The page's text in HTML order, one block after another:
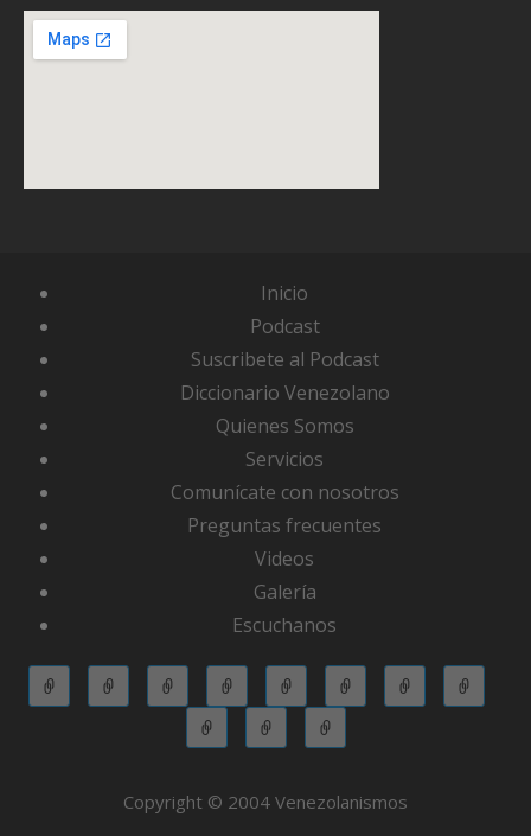
Inicio
Podcast
Suscribete al Podcast
Diccionario Venezolano
Quienes Somos
Servicios
Comunícate con nosotros
Preguntas frecuentes
Videos
Galería
Escuchanos
Copyright © 2004 Venezolanismos